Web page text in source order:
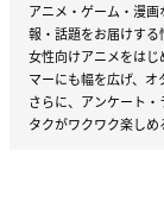
アニメ・ゲーム・漫
報・話題をお届けする
女性向けアニメをは
マーにも幅を広げ、オ
さらに、アンケート
タクがワクワク楽しめ